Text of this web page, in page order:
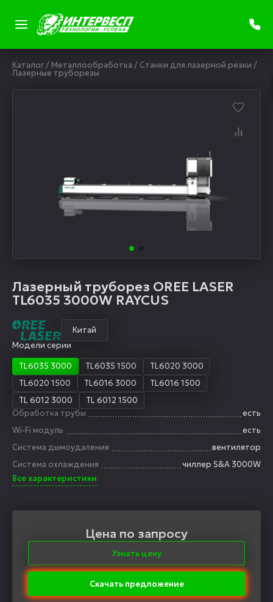
Каталог/ Металлообработка / Станки для лазерной резки /
Лазерные труборезы
Лазерный труборез OREE LASER
TL6035 3000W RAYCUS
Китай
Модели серии
TL6035 3000
TL6035 1500
TL6020 3000
TL6020 1500
TL6016 3000
TL6016 1500
TL 6012 3000
TL 6012 1500
Обработка трубы
есть
Wi-Fi модуль
есть
Система дымоудаления
вентилятор
Система охлаждения
чиллер S&A 3000W
Все характеристики
Цена по запросу
Узнать цену
Скачать предложение